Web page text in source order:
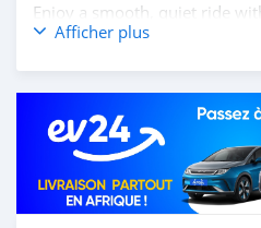
Enjoy a smooth, quiet ride
motor, excellent
spacious interior, and
an eco-friendly driving
comfort or performance.
Contact us today to schedule
Afficher plus